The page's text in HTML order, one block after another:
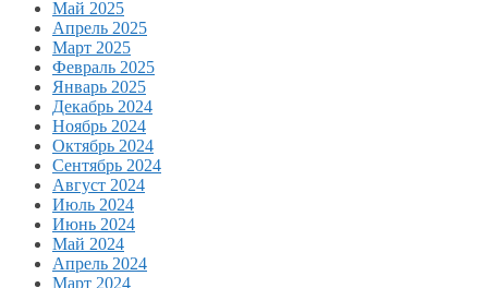
Май 2025
Апрель 2025
Март 2025
Февраль 2025
Январь 2025
Декабрь 2024
Ноябрь 2024
Октябрь 2024
Сентябрь 2024
Август 2024
Июль 2024
Июнь 2024
Май 2024
Апрель 2024
Март 2024